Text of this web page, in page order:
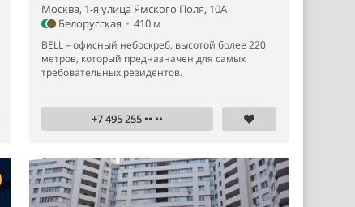
Москва, 1-я улица Ямского Поля, 10А
Белорусская • 410 м
BELL – офисный небоскреб, высотой более 220
метров, который предназначен для самых
требовательных резидентов.
+7 495 255 •• ••